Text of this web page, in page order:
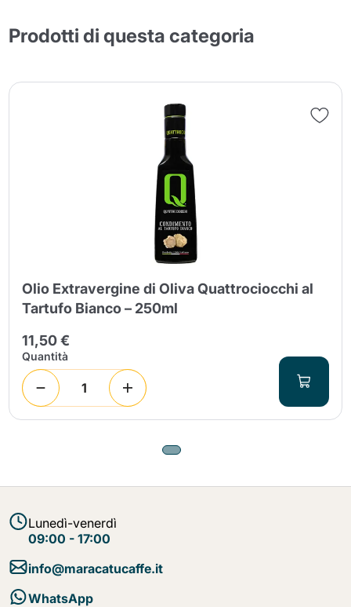
Prodotti di questa categoria
Olio Extravergine di Oliva Quattrociocchi al
Tartufo Bianco – 250ml
11,50 €
Quantità
Lunedì-venerdì
09:00 - 17:00
info@maracatucaffe.it
WhatsApp